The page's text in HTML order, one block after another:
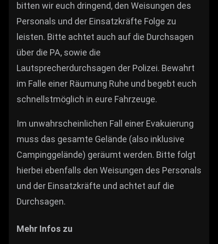
bitten wir euch dringend, den Weisungen des
Personals und der Einsatzkräfte Folge zu
leisten. Bitte achtet auch auf die Durchsagen
über die PA, sowie die
Lautsprecherdurchsagen der Polizei. Bewahrt
im Falle einer Räumung Ruhe und begebt euch
schnellstmöglich in eure Fahrzeuge.
Im unwahrscheinlichen Fall einer Evakuierung
muss das gesamte Gelände (also inklusive
Campinggelände) geräumt werden. Bitte folgt
hierbei ebenfalls den Weisungen des Personals
und der Einsatzkräfte und achtet auf die
Durchsagen.
Mehr Infos zu